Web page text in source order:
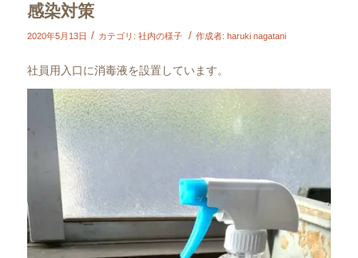
感染対策
2020年5月13日 / カテゴリ: 社内の様子 / 作成者: haruki nagatani
社員用入口に消毒液を設置しています。